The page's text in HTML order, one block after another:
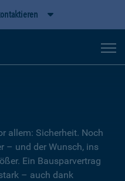
allem: Sicherheit. Noch
– und der Wunsch, ins
Ein Bausparvertrag
– auch dank